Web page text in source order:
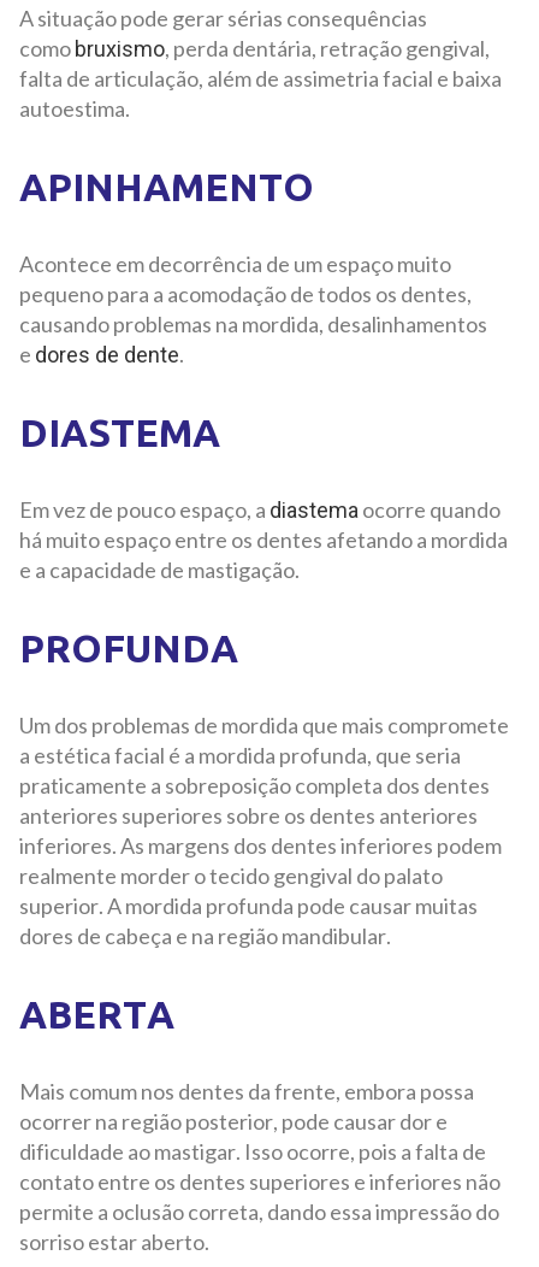
A situação pode gerar sérias consequências
comobruxismo, perda dentária, retração gengival,
falta de articulação, além de assimetria facial e baixa
autoestima.
APINHAMENTO
Acontece em decorrência de um espaço muito
pequeno para a acomodação de todos os dentes,
causando problemas na mordida, desalinhamentos
e dores de dente.
DIASTEMA
Em vez de pouco espaço, a diastema ocorre quando
há muito espaço entre os dentes afetando a mordida
e a capacidade de mastigação.
PROFUNDA
Um dos problemas de mordida que mais compromete
a estética facial é a mordida profunda, que seria
praticamente a sobreposição completa dos dentes
anteriores superiores sobre os dentes anteriores
inferiores. As margens dos dentes inferiores podem
realmente morder o tecido gengival do palato
superior. A mordida profunda pode causar muitas
dores de cabeça e na região mandibular.
ABERTA
Mais comum nos dentes da frente, embora possa
ocorrer na região posterior, pode causar dor e
dificuldade ao mastigar. Isso ocorre, pois a falta de
contato entre os dentes superiores e inferiores não
permite a oclusão correta, dando essa impressão do
sorriso estar aberto.